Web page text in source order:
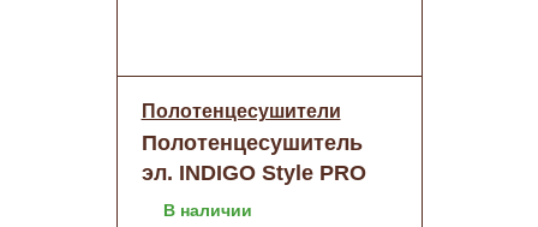
Полотенцесушители
Полотенцесушитель
эл. INDIGO Style PRO
120/10 Белый матовый
В наличии